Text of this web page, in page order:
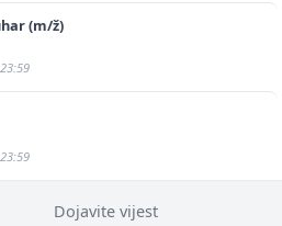
(m/ž)
Dojavite vijest